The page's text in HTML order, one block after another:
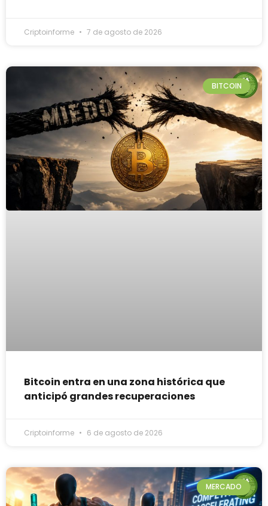
Criptoinforme 7 de agosto de 2026
BITCOIN
Bitcoin entra en una zona histórica que
anticipó grandes recuperaciones
Criptoinforme 6 de agosto de 2026
MERCADO